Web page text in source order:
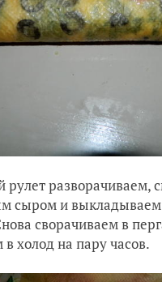
разворачиваем,
сыром и выкладываем
сворачиваем в
холод на пару часов.